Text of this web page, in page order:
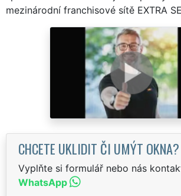
mezinárodní franchisové sítě EXTRA
CHCETE UKLIDIT ČI UMÝT OKNA?
Vyplňte si formulář nebo nás
WhatsApp